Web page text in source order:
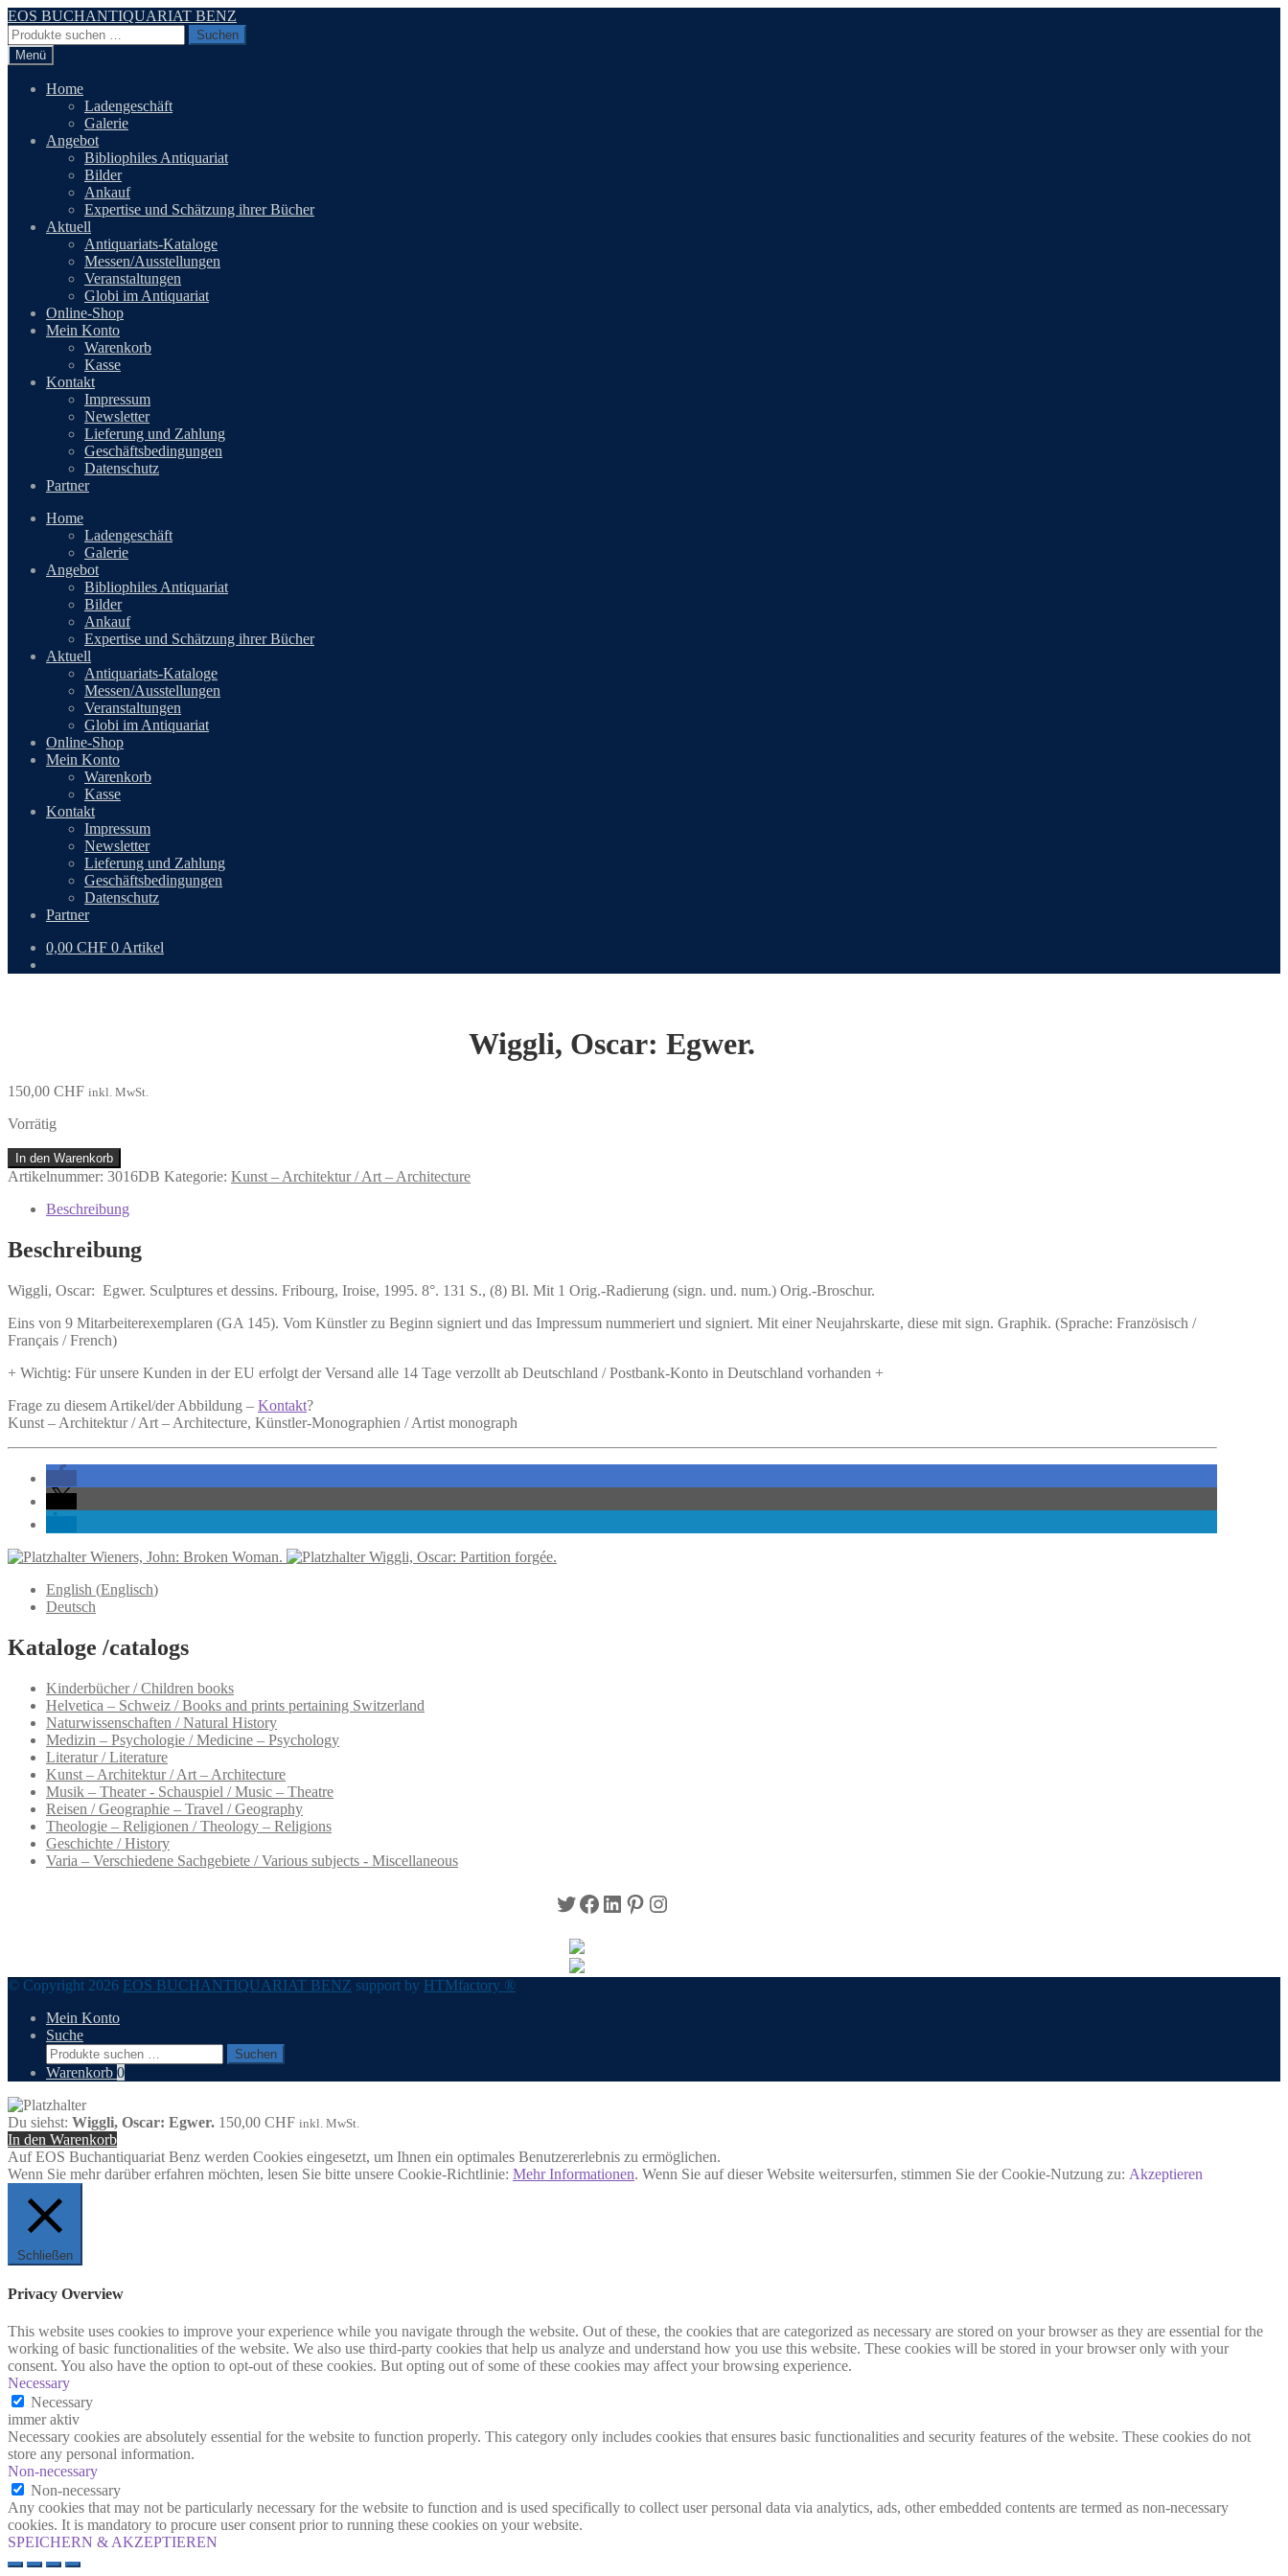
Zur
Navigation
springen
Zum
Inhalt
springen
EOS BUCHANTIQUARIAT BENZ
Suchen
nach:
Suchen
Menü
Home
Ladengeschäft
Galerie
Angebot
Bibliophiles Antiquariat
Bilder
Ankauf
Expertise und Schätzung ihrer Bücher
Aktuell
Antiquariats-Kataloge
Messen/Ausstellungen
Veranstaltungen
Globi im Antiquariat
Online-Shop
Mein Konto
Warenkorb
Kasse
Kontakt
Impressum
Newsletter
Lieferung und Zahlung
Geschäftsbedingungen
Datenschutz
Partner
Home
Ladengeschäft
Galerie
Angebot
Bibliophiles Antiquariat
Bilder
Ankauf
Expertise und Schätzung ihrer Bücher
Aktuell
Antiquariats-Kataloge
Messen/Ausstellungen
Veranstaltungen
Globi im Antiquariat
Online-Shop
Mein Konto
Warenkorb
Kasse
Kontakt
Impressum
Newsletter
Lieferung und Zahlung
Geschäftsbedingungen
Datenschutz
Partner
0,00 CHF 0 Artikel
Wiggli, Oscar: Egwer.
150,00 CHF inkl. MwSt.
Vorrätig
Wiggli,
Oscar:
Menge
In den Warenkorb
Artikelnummer: 3016DB Kategorie: Kunst – Architektur / Art – Architecture
Beschreibung
Beschreibung
Wiggli, Oscar: Egwer. Sculptures et dessins. Fribourg, Iroise, 1995. 8°. 131 S., (8) Bl. Mit 1 Orig.-Radierung (sign. und. num.) Orig.-Broschur.
Eins von 9 Mitarbeiterexemplaren (GA 145). Vom Künstler zu Beginn signiert und das Impressum nummeriert und signiert. Mit einer Neujahrskarte, diese mit sign. Graphik. (Sprache: Französisch /
Français / French)
+ Wichtig: Für unsere Kunden in der EU erfolgt der Versand alle 14 Tage verzollt ab Deutschland / Postbank-Konto in Deutschland vorhanden +
Frage zu diesem Artikel/der Abbildung – Kontakt?
Kunst – Architektur / Art – Architecture, Künstler-Monographien / Artist monograph
Wieners, John: Broken Woman.
Wiggli, Oscar: Partition forgée.
English (Englisch)
Deutsch
Kataloge /catalogs
Kinderbücher / Children books
Helvetica – Schweiz / Books and prints pertaining Switzerland
Naturwissenschaften / Natural History
Medizin – Psychologie / Medicine – Psychology
Literatur / Literature
Kunst – Architektur / Art – Architecture
Musik – Theater - Schauspiel / Music – Theatre
Reisen / Geographie – Travel / Geography
Theologie – Religionen / Theology – Religions
Geschichte / History
Varia – Verschiedene Sachgebiete / Various subjects - Miscellaneous
Twitter
Facebook
LinkedIn
Pinterest
Instagram
© Copyright 2026 EOS BUCHANTIQUARIAT BENZ support by HTMfactory ®
Mein Konto
Suche
Suchen
nach:
Suchen
Warenkorb 0
Du siehst: Wiggli, Oscar: Egwer. 150,00 CHF inkl. MwSt.
In den Warenkorb
Auf EOS Buchantiquariat Benz werden Cookies eingesetzt, um Ihnen ein optimales Benutzererlebnis zu ermöglichen.
Wenn Sie mehr darüber erfahren möchten, lesen Sie bitte unsere Cookie-Richtlinie: Mehr Informationen. Wenn Sie auf dieser Website weitersurfen, stimmen Sie der Cookie-Nutzung zu: Akzeptieren
Schließen
Privacy Overview
This website uses cookies to improve your experience while you navigate through the website. Out of these, the cookies that are categorized as necessary are stored on your browser as they are essential for the
working of basic functionalities of the website. We also use third-party cookies that help us analyze and understand how you use this website. These cookies will be stored in your browser only with your
consent. You also have the option to opt-out of these cookies. But opting out of some of these cookies may affect your browsing experience.
Necessary
Necessary
immer aktiv
Necessary cookies are absolutely essential for the website to function properly. This category only includes cookies that ensures basic functionalities and security features of the website. These cookies do not
store any personal information.
Non-necessary
Non-necessary
Any cookies that may not be particularly necessary for the website to function and is used specifically to collect user personal data via analytics, ads, other embedded contents are termed as non-necessary
cookies. It is mandatory to procure user consent prior to running these cookies on your website.
SPEICHERN & AKZEPTIEREN